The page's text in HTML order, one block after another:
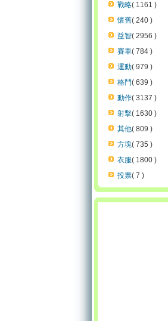
戰略( 1161 )
懷舊( 240 )
益智( 2956 )
賽車( 784 )
運動( 979 )
格鬥( 639 )
動作( 3137 )
射擊( 1630 )
其他( 809 )
方塊( 735 )
衣服( 1800 )
投票( 7 )